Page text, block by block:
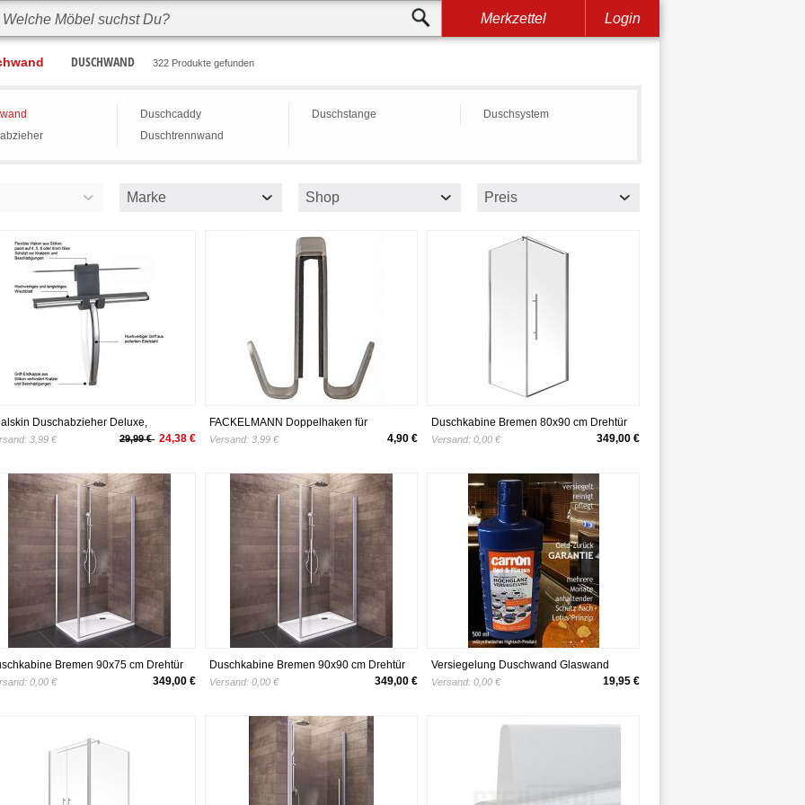
Merkzettel Login
DUSCHWAND 322 Produkte gefunden
Duschcaddy
Duschtrennwand
Duschstange Duschsystem
Marke Shop Preis
Duschabzieher Deluxe,
inklusive flexiblem Halter,
3,99 € 29,99 € 24,38 €
FACKELMANN Doppelhaken für
Glasduschwand Tecno, Handtuchhalter
Silber), Menge: 1 Stück
Versand: 3,99 € 4,90 €
Duschkabine Bremen 80x90 cm Drehtür
Seitenwand Dusche Sicherheitsglas alu-
Versand: 0,00 € 349,00 €
Bremen 90x75 cm Drehtür
Dusche Sicherheitsglas alu-
0,00 € 349,00 €
Duschkabine Bremen 90x90 cm Drehtür
Seitenwand Dusche Sicherheitsglas alu-
Versand: 0,00 € 349,00 €
Versiegelung Duschwand Glaswand
Fliesen mit Lotus-Effekt
Versand: 0,00 € 19,95 €